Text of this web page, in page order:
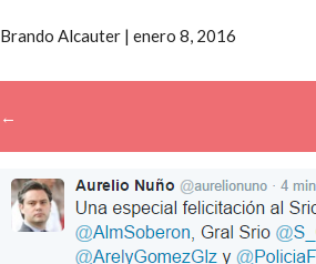
Brando Alcauter | enero 8, 2016
←
→